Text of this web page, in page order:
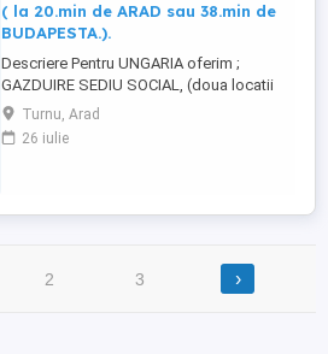
( la 20.min de ARAD sau 38.min de
BUDAPESTA.).
Descriere Pentru UNGARIA oferim ;
GAZDUIRE SEDIU SOCIAL, (doua locatii
disponibile, la alegere; la 20.min de ARAD
(in Battonya) sau 38.min de BUDAPESTA
(linga Kecschemet.)). La solicitare
comercial & financiar la ...
Turnu, Arad
26 iulie
2 3 ›